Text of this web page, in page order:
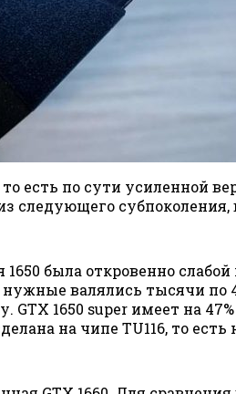
есть по сути усиленной
следующего субпоколения,
была откровенно
валялись тысячи по
1650 super имеет на
на чипе TU116, то есть